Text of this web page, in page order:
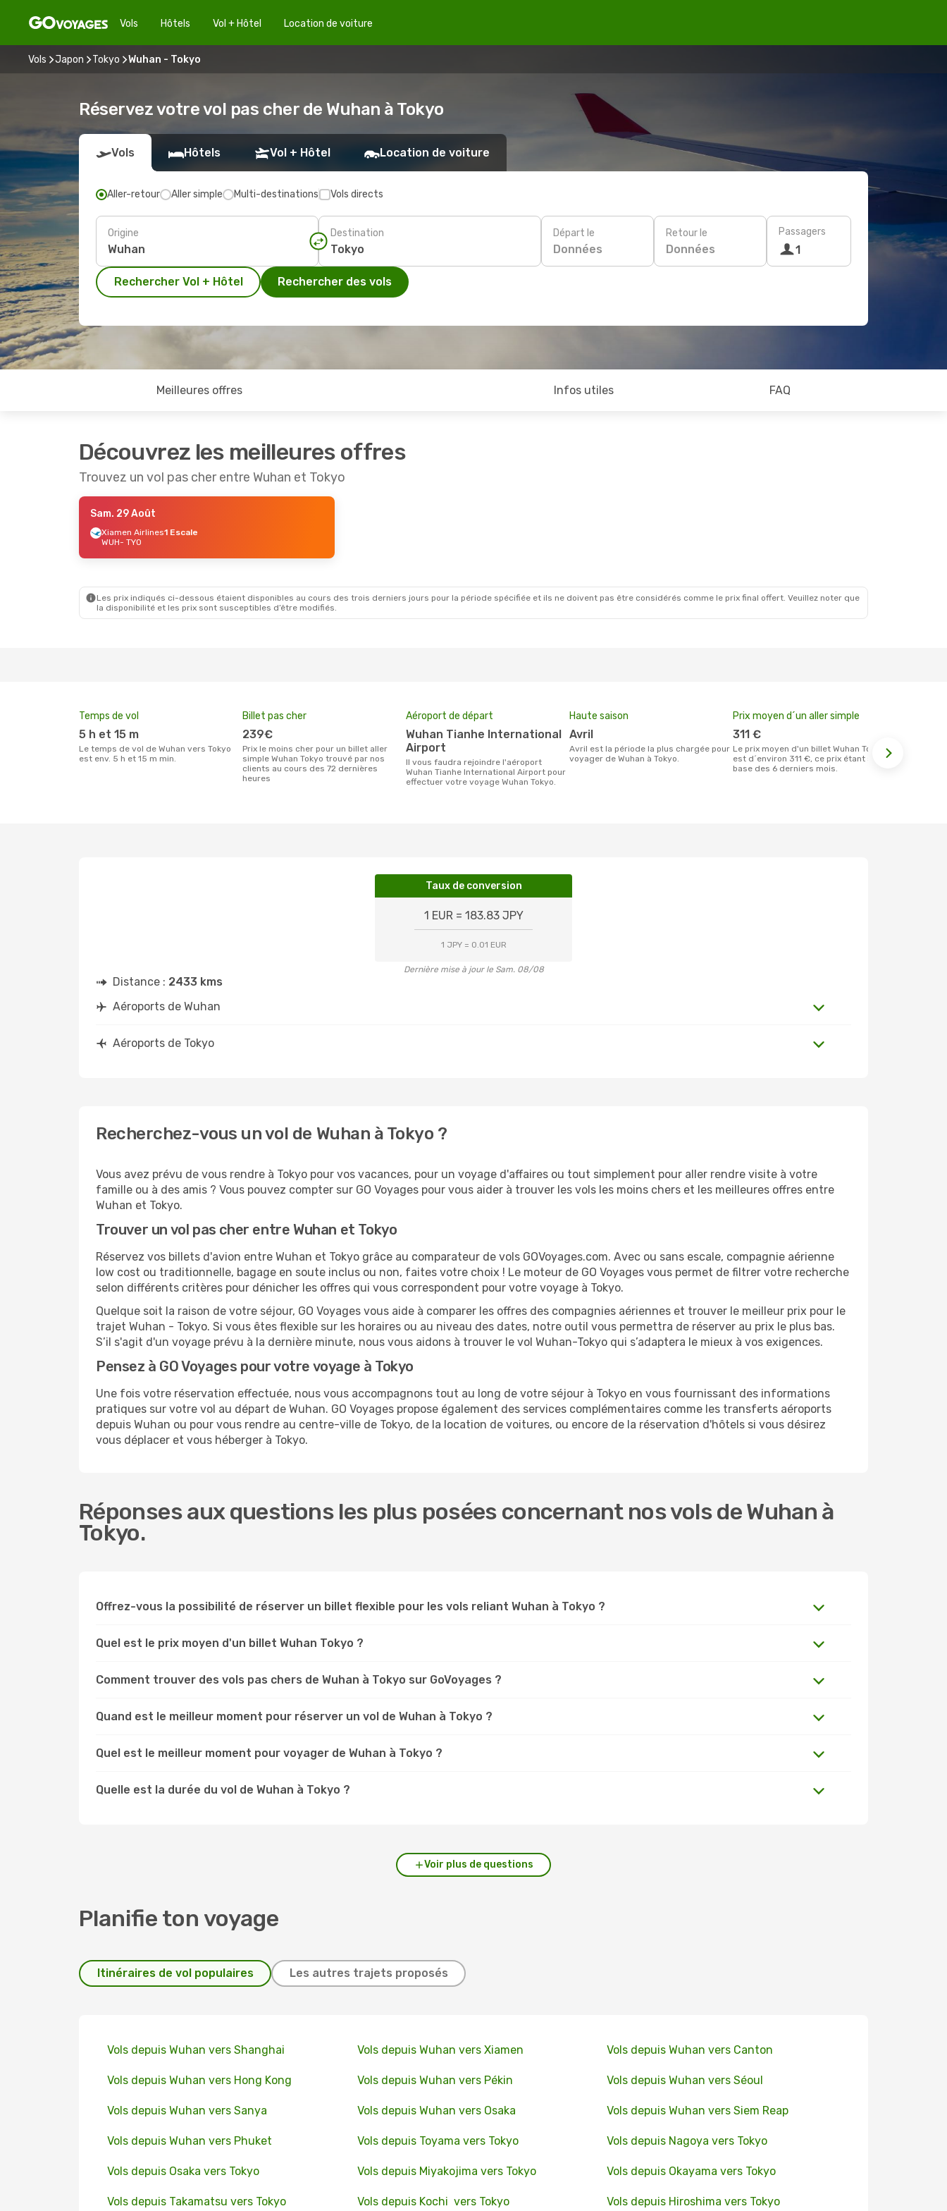
Vols Hôtels Vol + Hôtel Location de voiture
Vols Japon Tokyo Wuhan - Tokyo
Réservez votre vol pas cher de Wuhan à Tokyo
Vols Hôtels Vol + Hôtel Location de voiture
Aller-retour Aller simple Multi-destinations Vols directs
Origine Destination Départ le
Données
Retour le
Données
Passagers
1
Rechercher Vol + Hôtel Rechercher des vols
Meilleures offres Infos utiles FAQ
Découvrez les meilleures offres
Trouvez un vol pas cher entre Wuhan et Tokyo
Sam. 29 Août
Xiamen Airlines1 Escale
WUH- TYO
Les prix indiqués ci-dessous étaient disponibles au cours des trois derniers jours pour la période spécifiée et ils ne doivent pas être considérés comme le prix final offert. Veuillez noter que
la disponibilité et les prix sont susceptibles d’être modifiés.
Temps de vol
5 h et 15 m
Le temps de vol de Wuhan vers Tokyo
est env. 5 h et 15 m min.
Billet pas cher
239€
Prix le moins cher pour un billet aller
simple Wuhan Tokyo trouvé par nos
clients au cours des 72 dernières
heures
Aéroport de départ
Wuhan Tianhe International
Airport
Il vous faudra rejoindre l'aéroport
Wuhan Tianhe International Airport pour
effectuer votre voyage Wuhan Tokyo.
Haute saison
avril
avril est la période la plus chargée pour
voyager de Wuhan à Tokyo.
Prix moyen d´un aller simple
311 €
Le prix moyen d'un billet Wuhan Tokyo
est d´environ 311 €, ce prix étant sur la
base des 6 derniers mois.
Taux de conversion
1 EUR = 183.83 JPY
1 JPY = 0.01 EUR
Dernière mise à jour le Sam. 08/08
Distance : 2433 kms
Aéroports de Wuhan
Aéroports de Tokyo
Recherchez-vous un vol de Wuhan à Tokyo ?
Vous avez prévu de vous rendre à Tokyo pour vos vacances, pour un voyage d'affaires ou tout simplement pour aller rendre visite à votre
famille ou à des amis ? Vous pouvez compter sur GO Voyages pour vous aider à trouver les vols les moins chers et les meilleures offres entre
Wuhan et Tokyo.
Trouver un vol pas cher entre Wuhan et Tokyo
Réservez vos billets d'avion entre Wuhan et Tokyo grâce au comparateur de vols GOVoyages.com. Avec ou sans escale, compagnie aérienne
low cost ou traditionnelle, bagage en soute inclus ou non, faites votre choix ! Le moteur de GO Voyages vous permet de filtrer votre recherche
selon différents critères pour dénicher les offres qui vous correspondent pour votre voyage à Tokyo.
Quelque soit la raison de votre séjour, GO Voyages vous aide à comparer les offres des compagnies aériennes et trouver le meilleur prix pour le
trajet Wuhan - Tokyo. Si vous êtes flexible sur les horaires ou au niveau des dates, notre outil vous permettra de réserver au prix le plus bas.
S’il s'agit d'un voyage prévu à la dernière minute, nous vous aidons à trouver le vol Wuhan-Tokyo qui s’adaptera le mieux à vos exigences.
Pensez à GO Voyages pour votre voyage à Tokyo
Une fois votre réservation effectuée, nous vous accompagnons tout au long de votre séjour à Tokyo en vous fournissant des informations
pratiques sur votre vol au départ de Wuhan. GO Voyages propose également des services complémentaires comme les transferts aéroports
depuis Wuhan ou pour vous rendre au centre-ville de Tokyo, de la location de voitures, ou encore de la réservation d'hôtels si vous désirez
vous déplacer et vous héberger à Tokyo.
Réponses aux questions les plus posées concernant nos vols de Wuhan à
Tokyo.
Offrez-vous la possibilité de réserver un billet flexible pour les vols reliant Wuhan à Tokyo ?
Quel est le prix moyen d'un billet Wuhan Tokyo ?
Comment trouver des vols pas chers de Wuhan à Tokyo sur GoVoyages ?
Quand est le meilleur moment pour réserver un vol de Wuhan à Tokyo ?
Quel est le meilleur moment pour voyager de Wuhan à Tokyo ?
Quelle est la durée du vol de Wuhan à Tokyo ?
Voir plus de questions
Planifie ton voyage
Itinéraires de vol populaires Les autres trajets proposés
Vols depuis Wuhan vers Shanghai Vols depuis Wuhan vers Xiamen Vols depuis Wuhan vers Canton
Vols depuis Wuhan vers Hong Kong Vols depuis Wuhan vers Pékin Vols depuis Wuhan vers Séoul
Vols depuis Wuhan vers Sanya Vols depuis Wuhan vers Osaka Vols depuis Wuhan vers Siem Reap
Vols depuis Wuhan vers Phuket Vols depuis Toyama vers Tokyo Vols depuis Nagoya vers Tokyo
Vols depuis Osaka vers Tokyo Vols depuis Miyakojima vers Tokyo Vols depuis Okayama vers Tokyo
Vols depuis Takamatsu vers Tokyo Vols depuis Kochi vers Tokyo Vols depuis Hiroshima vers Tokyo